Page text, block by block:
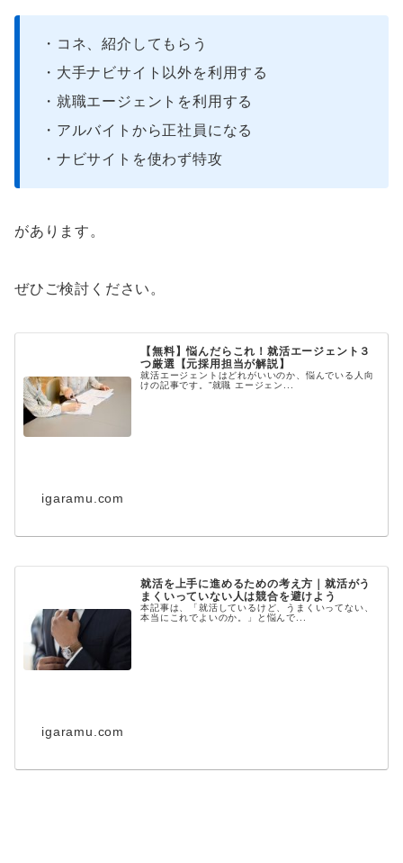
・コネ、紹介してもらう
・大手ナビサイト以外を利用する
・就職エージェントを利用する
・アルバイトから正社員になる
・ナビサイトを使わず特攻
があります。
ぜひご検討ください。
【無料】悩んだらこれ！就活エージェント３
つ厳選【元採用担当が解説】
就活エージェントはどれがいいのか、悩んでいる人向
けの記事です。”就職 エージェン...
igaramu.com
就活を上手に進めるための考え方｜就活がう
まくいっていない人は競合を避けよう
本記事は、「就活しているけど、うまくいってない、
本当にこれでよいのか。」と悩んで...
igaramu.com